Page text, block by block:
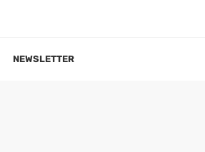
NEWSLETTER